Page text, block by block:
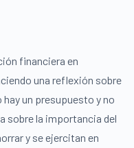
financiera en
una reflexión sobre
un presupuesto y no
sobre la importancia del
y se ejercitan en